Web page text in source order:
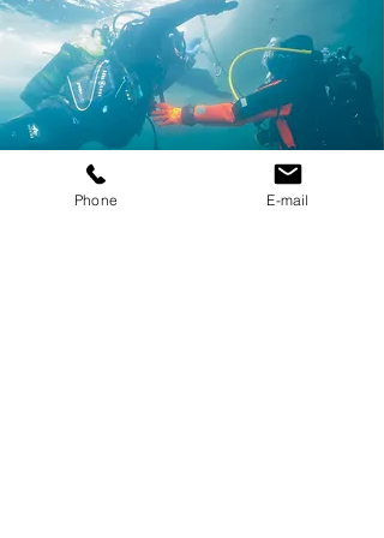
Phone E-mail